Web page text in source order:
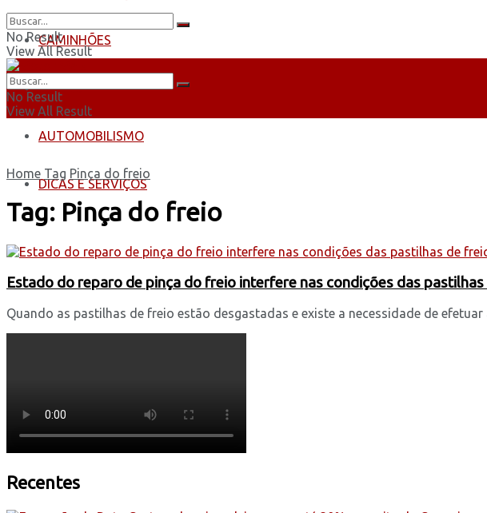
CAMINHÕES
ÔNIBUS
AUTOMOBILISMO
DICAS E SERVIÇOS
No Result
View All Result
No Result
View All Result
Home Tag Pinça do freio
Tag: Pinça do freio
Estado do reparo de pinça do freio interfere nas condições das
Quando as pastilhas de freio estão desgastadas e existe a necessidade de
Recentes